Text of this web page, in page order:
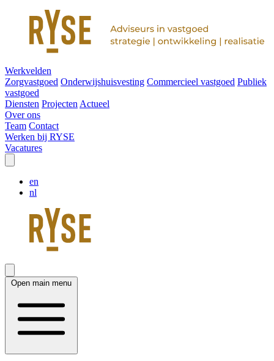
Werkvelden
Zorgvastgoed Onderwijshuisvesting Commercieel vastgoed Publiek
vastgoed
Diensten Projecten Actueel
Over ons
Team Contact
Werken bij RYSE
Vacatures
en
nl
Open main menu